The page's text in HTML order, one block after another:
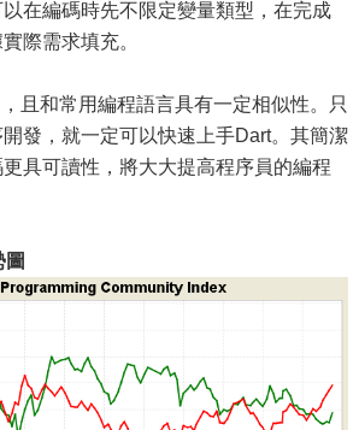
在編碼時先不限定變量類型，在完成
際需求填充。
且和常用編程語言具有一定相似性。只
發，就一定可以快速上手Dart。其簡潔
具可讀性，將大大提高程序員的編程
圖